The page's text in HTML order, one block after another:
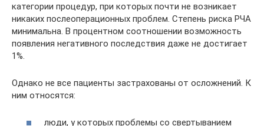
категории процедур, при которых почти не возникает
никаких послеоперационных проблем. Степень риска РЧА
минимальна. В процентном соотношении возможность
появления негативного последствия даже не достигает
1%.
Однако не все пациенты застрахованы от осложнений. К
ним относятся:
люди, у которых проблемы со свертыванием